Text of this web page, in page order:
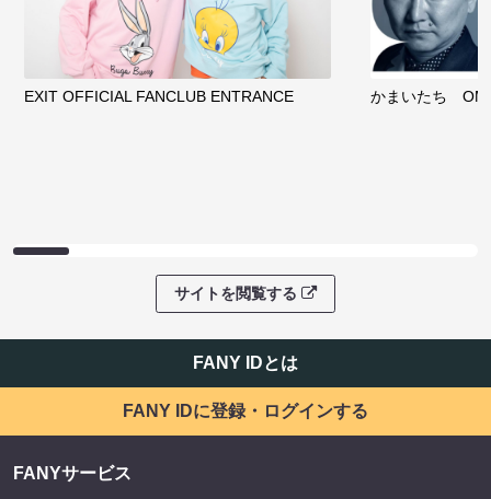
EXIT OFFICIAL FANCLUB ENTRANCE かまいたち
サイトを閲覧する
FANY IDとは
FANY IDに登録・ログインする
FANYサービス